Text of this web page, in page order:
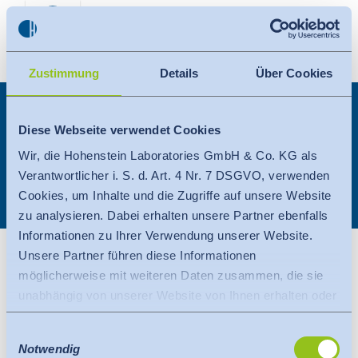
Zustimmung Details Über Cookies
Diese Webseite verwendet Cookies
Wir, die Hohenstein Laboratories GmbH & Co. KG als
Verantwortlicher i. S. d. Art. 4 Nr. 7 DSGVO, verwenden
Cookies, um Inhalte und die Zugriffe auf unsere Website
zu analysieren. Dabei erhalten unsere Partner ebenfalls
Informationen zu Ihrer Verwendung unserer Website.
Unsere Partner führen diese Informationen
möglicherweise mit weiteren Daten zusammen, die sie
unabhängig von unserer Website von Ihnen erhalten oder
gesammelt haben.
Es findet eine Datenübermittlung an ein Drittland oder
eine internationale Organisation statt. Berücksichtigt
Notwendig
Global
Deutsch
Suche
OEKO-TEX® MADE IN GREEN?
Influencer
@kimyana.hachmann
@Couch_magazin
404 Fehler - Seite nicht
gefunden
Bitte versuchen Sie folgende Alternativen:
Zurück zur
Startseite –
nutzen Sie unsere
Navigation zur Informationssuche.
Anliegen an unseren